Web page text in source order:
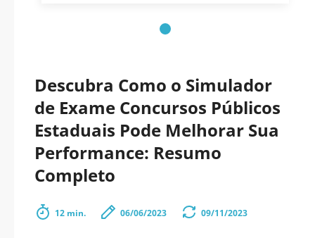
Descubra Como o Simulador
de Exame Concursos Públicos
Estaduais Pode Melhorar Sua
Performance: Resumo
Completo
12 min. 06/06/2023 09/11/2023